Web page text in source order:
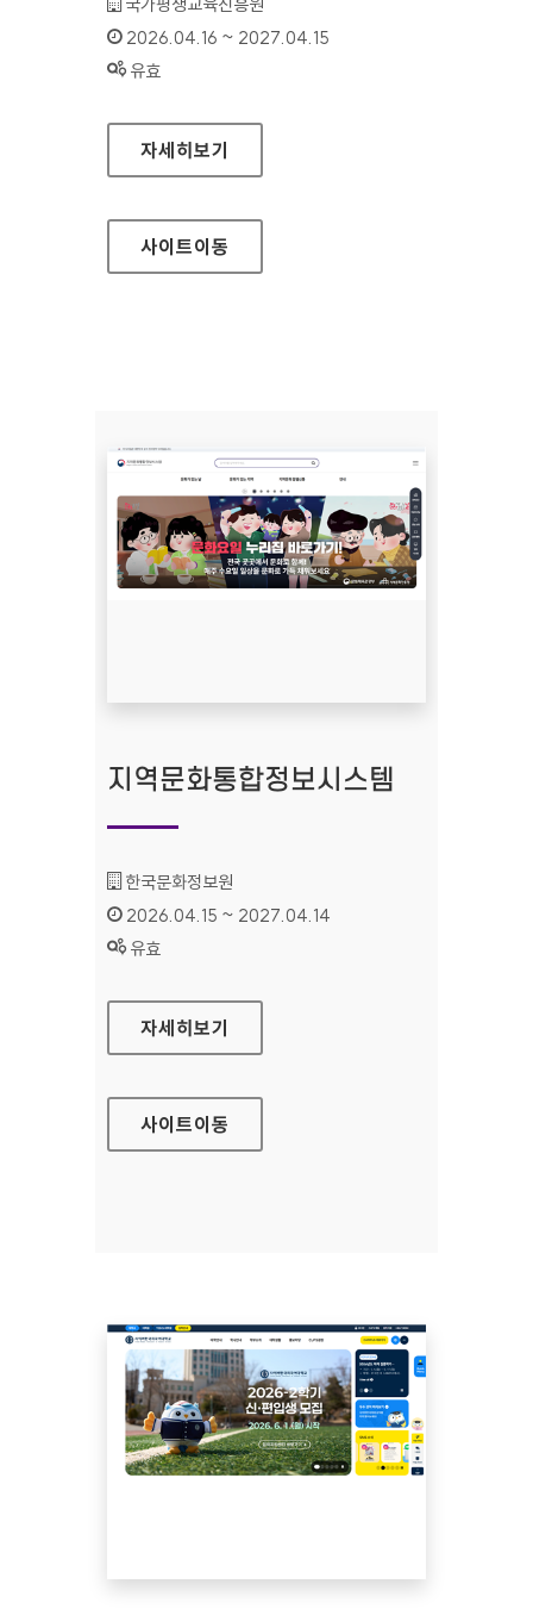
인증기간 :
2026.04.16 ~ 2027.04.15
상태 :
유효
학점은행제 정보공시(학점은행제 알리미)
자세히보기
사이트이동
지역문화통합정보시스템
기관명 :
한국문화정보원
인증기간 :
2026.04.15 ~ 2027.04.14
상태 :
유효
지역문화통합정보시스템
자세히보기
사이트이동